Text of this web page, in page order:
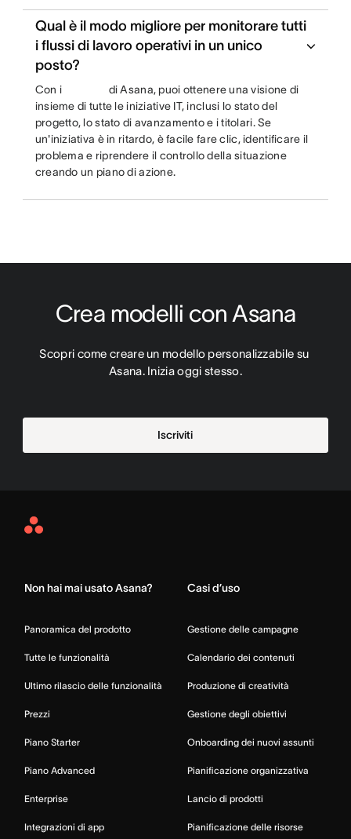
Qual è il modo migliore per monitorare tutti
i flussi di lavoro operativi in un unico
posto?
Con i
di Asana, puoi ottenere una visione di
insieme di tutte le iniziative IT, inclusi lo stato del
progetto, lo stato di avanzamento e i titolari. Se
un'iniziativa è in ritardo, è facile fare clic, identificare il
problema e riprendere il controllo della situazione
creando un piano di azione.
Crea modelli con Asana
Scopri come creare un modello personalizzabile su
Asana. Inizia oggi stesso.
Iscriviti
Asana
Non hai mai usato Asana?
Panoramica del prodotto
Tutte le funzionalità
Ultimo rilascio delle funzionalità
Prezzi
Piano Starter
Piano Advanced
Enterprise
Integrazioni di app
Casi d’uso
Gestione delle campagne
Calendario dei contenuti
Produzione di creatività
Gestione degli obiettivi
Onboarding dei nuovi assunti
Pianificazione organizzativa
Lancio di prodotti
Pianificazione delle risorse